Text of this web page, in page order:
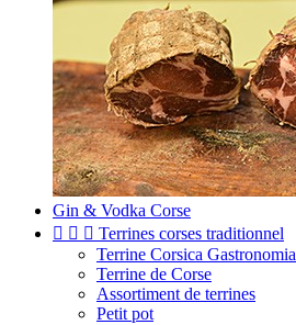
Gin & Vodka Corse
   Terrines corses traditionnel
Terrine Corsica Gastronomia
Terrine de Corse
Assortiment de terrines
Petit pot